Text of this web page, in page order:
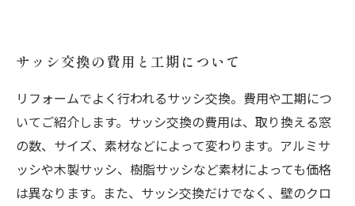
サッシ交換の費用と工期について
リフォームでよく行われるサッシ交換。費用や工期につ
いてご紹介します。サッシ交換の費用は、取り換える窓
の数、サイズ、素材などによって変わります。アルミサ
ッシや木製サッシ、樹脂サッシなど素材によっても価格
は異なります。また、サッシ交換だけでなく、壁のクロ